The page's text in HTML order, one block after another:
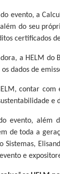
evento, a
do seu
certificados
a HELM do
dados de
contar
e
evento, além
de toda a
Sistemas,
e